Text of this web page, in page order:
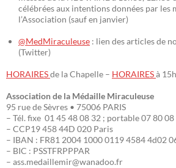
célébrées aux intentions données par les
l’Association (sauf en janvier)
@MedMiraculeuse : lien des articles de
(Twitter)
HORAIRESde la Chapelle – HORAIRESà
Association de la Médaille Miraculeuse
95 rue de Sèvres • 75006 PARIS
– Tél. fixe 01 45 48 08 32 ; portable 07 80
– CCP19 458 44D 020 Paris
– IBAN : FR81 2004 1000 0119 4584 4d02
– BIC : PSSTFRPPPAR
– ass.medaillemir@wanadoo.fr